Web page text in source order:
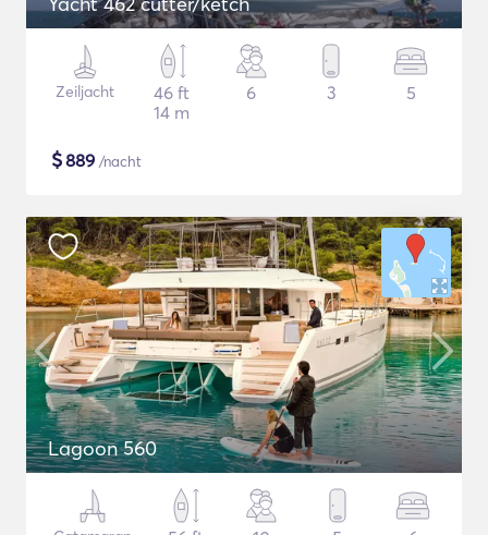
Zeiljacht
46 ft
14 m
6 3 5
$889 /nacht
Lagoon 560